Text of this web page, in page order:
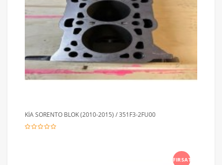
KİA SORENTO BLOK (2010-2015) / 351F3-2FU00
FIRSAT